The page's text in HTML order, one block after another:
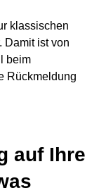
klassischen
Damit ist von
beim
Rückmeldung
auf Ihre